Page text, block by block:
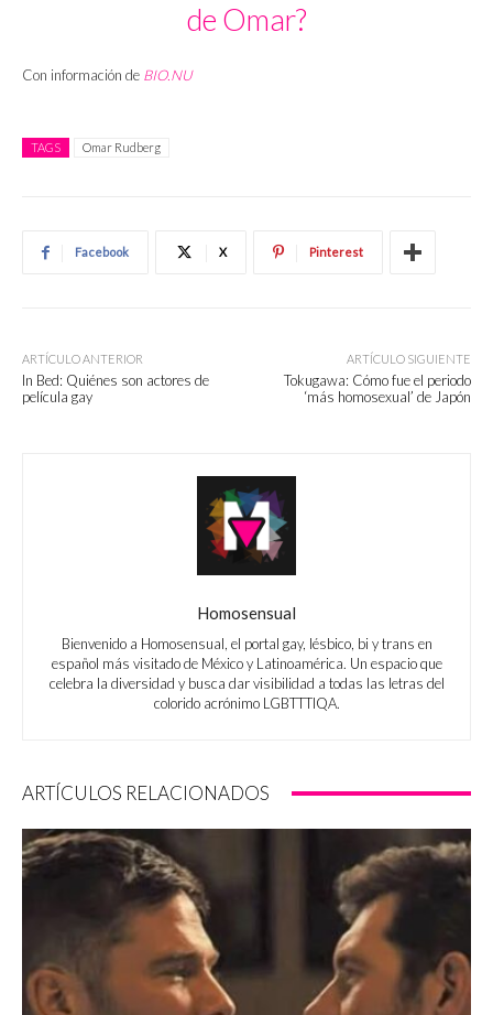
de Omar?
Con información de BIO.NU
TAGS Omar Rudberg
Facebook X Pinterest
ARTÍCULO ANTERIOR
In Bed: Quiénes son actores de
película gay
ARTÍCULO SIGUIENTE
Tokugawa: Cómo fue el periodo
‘más homosexual’ de Japón
Homosensual
Bienvenido a Homosensual, el portal gay, lésbico, bi y trans en
español más visitado de México y Latinoamérica. Un espacio que
celebra la diversidad y busca dar visibilidad a todas las letras del
colorido acrónimo LGBTTTIQA.
ARTÍCULOS RELACIONADOS